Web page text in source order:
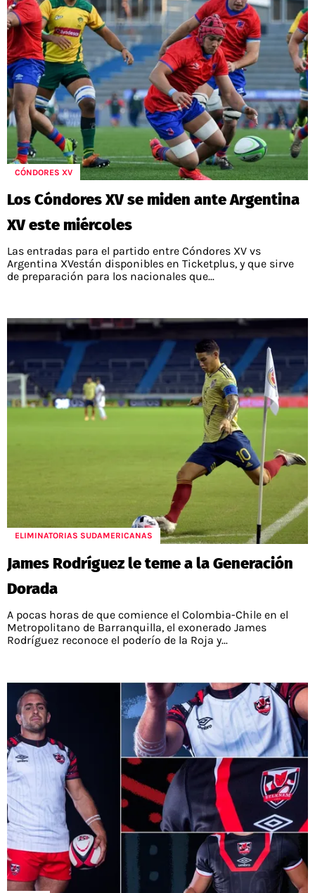
CÓNDORES XV
Los Cóndores XV se miden ante Argentina
XV este miércoles
Las entradas para el partido entre Cóndores XV vs
Argentina XVestán disponibles en Ticketplus, y que sirve
de preparación para los nacionales que...
ELIMINATORIAS SUDAMERICANAS
James Rodríguez le teme a la Generación
Dorada
A pocas horas de que comience el Colombia-Chile en el
Metropolitano de Barranquilla, el exonerado James
Rodríguez reconoce el poderío de la Roja y...